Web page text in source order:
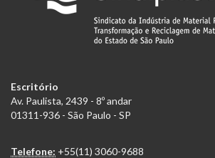
Escritório
Av. Paulista, 2439 - 8º andar
01311-936 - São Paulo - SP
Telefone: +55(11) 3060-9688